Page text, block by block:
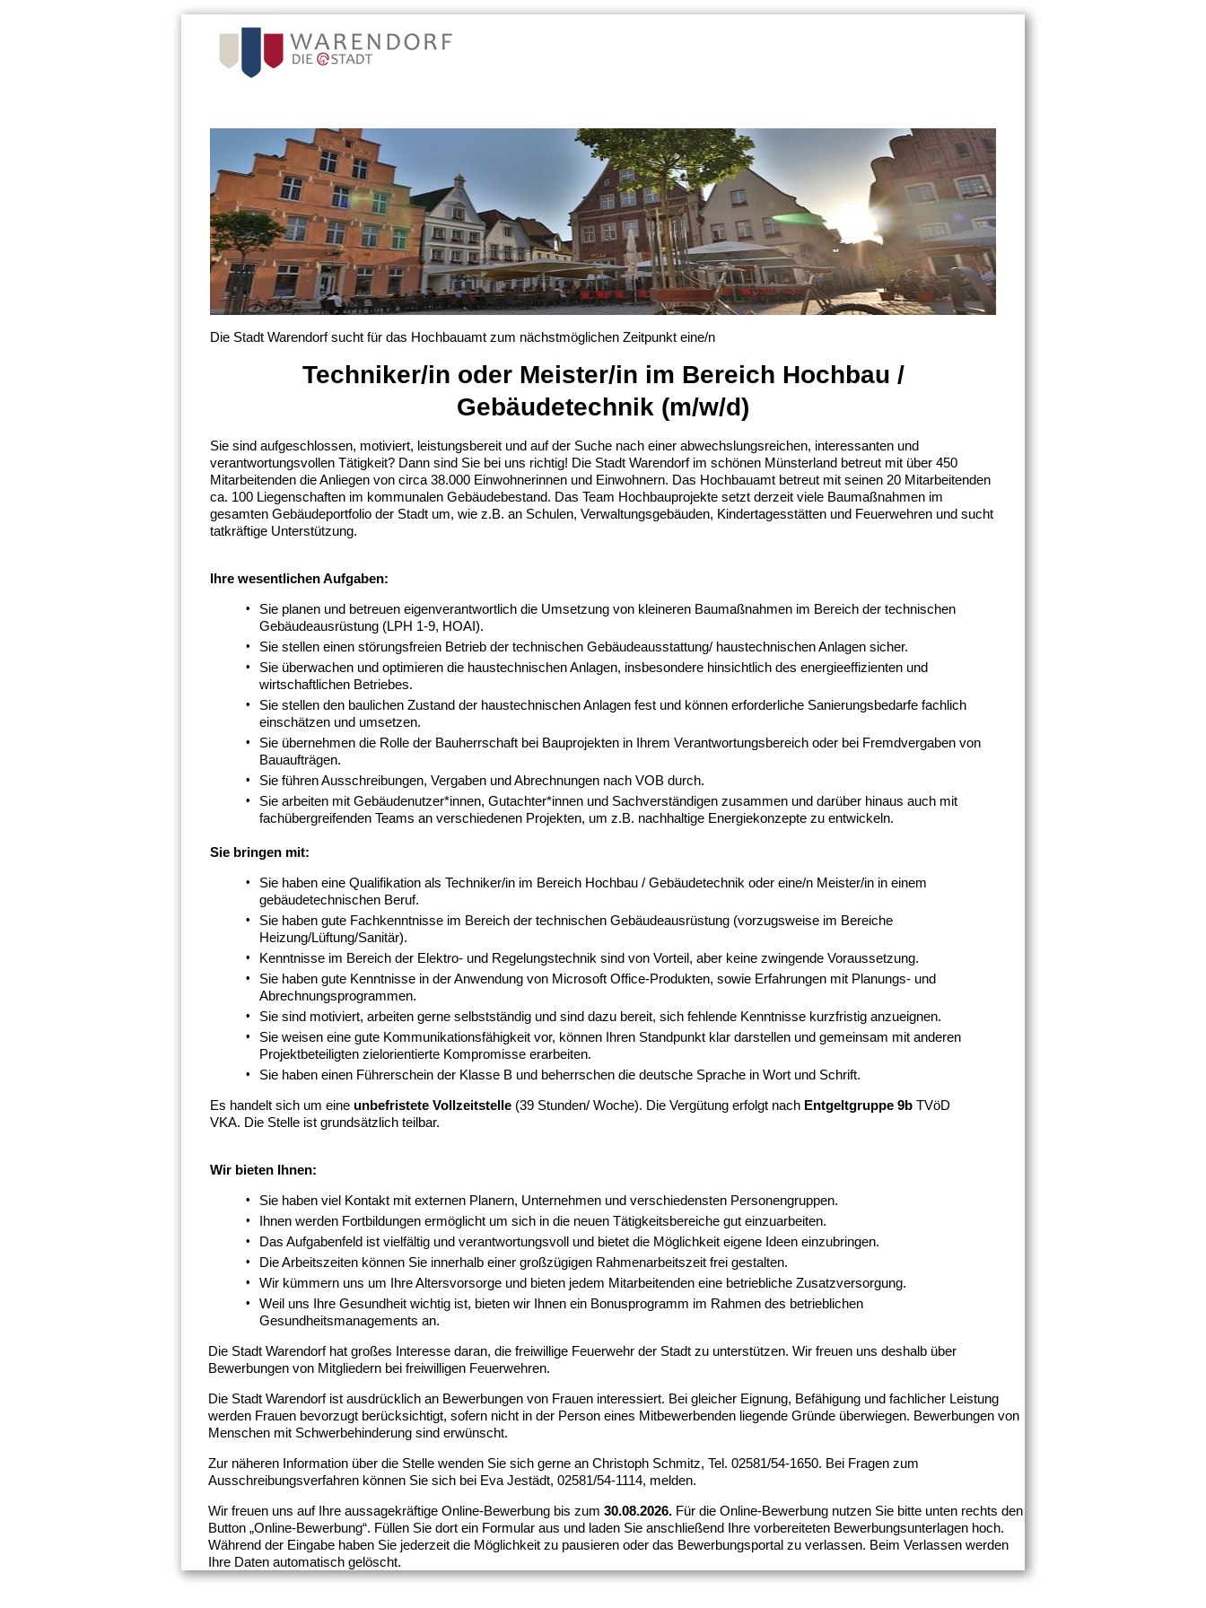
Die Stadt Warendorf sucht für das Hochbauamt zum nächstmöglichen Zeitpunkt eine/n
Techniker/in oder Meister/in im Bereich Hochbau /
Gebäudetechnik (m/w/d)
Sie sind aufgeschlossen, motiviert, leistungsbereit und auf der Suche nach einer abwechslungsreichen, interessanten und
verantwortungsvollen Tätigkeit? Dann sind Sie bei uns richtig! Die Stadt Warendorf im schönen Münsterland betreut mit über 450
Mitarbeitenden die Anliegen von circa 38.000 Einwohnerinnen und Einwohnern. Das Hochbauamt betreut mit seinen 20 Mitarbeitenden
ca. 100 Liegenschaften im kommunalen Gebäudebestand. Das Team Hochbauprojekte setzt derzeit viele Baumaßnahmen im
gesamten Gebäudeportfolio der Stadt um, wie z.B. an Schulen, Verwaltungsgebäuden, Kindertagesstätten und Feuerwehren und sucht
tatkräftige Unterstützung.
Ihre wesentlichen Aufgaben:
Sie planen und betreuen eigenverantwortlich die Umsetzung von kleineren Baumaßnahmen im Bereich der technischen
Gebäudeausrüstung (LPH 1-9, HOAI).
Sie stellen einen störungsfreien Betrieb der technischen Gebäudeausstattung/ haustechnischen Anlagen sicher.
Sie überwachen und optimieren die haustechnischen Anlagen, insbesondere hinsichtlich des energieeffizienten und
wirtschaftlichen Betriebes.
Sie stellen den baulichen Zustand der haustechnischen Anlagen fest und können erforderliche Sanierungsbedarfe fachlich
einschätzen und umsetzen.
Sie übernehmen die Rolle der Bauherrschaft bei Bauprojekten in Ihrem Verantwortungsbereich oder bei Fremdvergaben von
Bauaufträgen.
Sie führen Ausschreibungen, Vergaben und Abrechnungen nach VOB durch.
Sie arbeiten mit Gebäudenutzer*innen, Gutachter*innen und Sachverständigen zusammen und darüber hinaus auch mit
fachübergreifenden Teams an verschiedenen Projekten, um z.B. nachhaltige Energiekonzepte zu entwickeln.
Sie bringen mit:
Sie haben eine Qualifikation als Techniker/in im Bereich Hochbau / Gebäudetechnik oder eine/n Meister/in in einem
gebäudetechnischen Beruf.
Sie haben gute Fachkenntnisse im Bereich der technischen Gebäudeausrüstung (vorzugsweise im Bereiche
Heizung/Lüftung/Sanitär).
Kenntnisse im Bereich der Elektro- und Regelungstechnik sind von Vorteil, aber keine zwingende Voraussetzung.
Sie haben gute Kenntnisse in der Anwendung von Microsoft Office-Produkten, sowie Erfahrungen mit Planungs- und
Abrechnungsprogrammen.
Sie sind motiviert, arbeiten gerne selbstständig und sind dazu bereit, sich fehlende Kenntnisse kurzfristig anzueignen.
Sie weisen eine gute Kommunikationsfähigkeit vor, können Ihren Standpunkt klar darstellen und gemeinsam mit anderen
Projektbeteiligten zielorientierte Kompromisse erarbeiten.
Sie haben einen Führerschein der Klasse B und beherrschen die deutsche Sprache in Wort und Schrift.
Es handelt sich um eine unbefristete Vollzeitstelle (39 Stunden/ Woche). Die Vergütung erfolgt nach Entgeltgruppe 9b TVöD
VKA. Die Stelle ist grundsätzlich teilbar.
Wir bieten Ihnen:
Sie haben viel Kontakt mit externen Planern, Unternehmen und verschiedensten Personengruppen.
Ihnen werden Fortbildungen ermöglicht um sich in die neuen Tätigkeitsbereiche gut einzuarbeiten.
Das Aufgabenfeld ist vielfältig und verantwortungsvoll und bietet die Möglichkeit eigene Ideen einzubringen.
Die Arbeitszeiten können Sie innerhalb einer großzügigen Rahmenarbeitszeit frei gestalten.
Wir kümmern uns um Ihre Altersvorsorge und bieten jedem Mitarbeitenden eine betriebliche Zusatzversorgung.
Weil uns Ihre Gesundheit wichtig ist, bieten wir Ihnen ein Bonusprogramm im Rahmen des betrieblichen
Gesundheitsmanagements an.
Die Stadt Warendorf hat großes Interesse daran, die freiwillige Feuerwehr der Stadt zu unterstützen. Wir freuen uns deshalb über
Bewerbungen von Mitgliedern bei freiwilligen Feuerwehren.
Die Stadt Warendorf ist ausdrücklich an Bewerbungen von Frauen interessiert. Bei gleicher Eignung, Befähigung und fachlicher Leistung
werden Frauen bevorzugt berücksichtigt, sofern nicht in der Person eines Mitbewerbenden liegende Gründe überwiegen. Bewerbungen von
Menschen mit Schwerbehinderung sind erwünscht.
Zur näheren Information über die Stelle wenden Sie sich gerne an Christoph Schmitz, Tel. 02581/54-1650. Bei Fragen zum
Ausschreibungsverfahren können Sie sich bei Eva Jestädt, 02581/54-1114, melden.
Wir freuen uns auf Ihre aussagekräftige Online-Bewerbung bis zum 30.08.2026. Für die Online-Bewerbung nutzen Sie bitte unten rechts den
Button „Online-Bewerbung“. Füllen Sie dort ein Formular aus und laden Sie anschließend Ihre vorbereiteten Bewerbungsunterlagen hoch.
Während der Eingabe haben Sie jederzeit die Möglichkeit zu pausieren oder das Bewerbungsportal zu verlassen. Beim Verlassen werden
Ihre Daten automatisch gelöscht.